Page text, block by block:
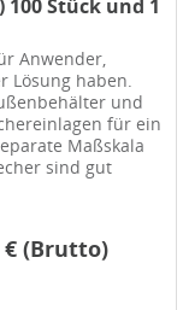
Stück und 1
Anwender,
Lösung haben.
und
für ein
Maßskala
sind gut
€ (Brutto)